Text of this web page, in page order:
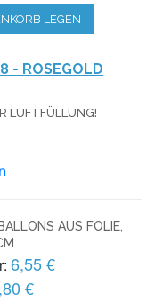
LEGEN
- ROSEGOLD
LUFTFÜLLUNG!
AUS FOLIE,
6,55 €
€